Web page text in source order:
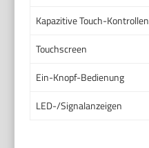
Kapazitive Touch-Kontrollen
Touchscreen
Ein-Knopf-Bedienung
LED-/Signalanzeigen